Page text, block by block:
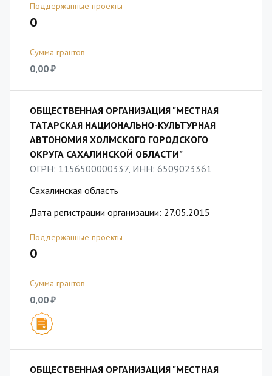
Поддержанные проекты
0
Сумма грантов
0,00 ₽
ОБЩЕСТВЕННАЯ ОРГАНИЗАЦИЯ "МЕСТНАЯ
ТАТАРСКАЯ НАЦИОНАЛЬНО-КУЛЬТУРНАЯ
АВТОНОМИЯ ХОЛМСКОГО ГОРОДСКОГО
ОКРУГА САХАЛИНСКОЙ ОБЛАСТИ"
ОГРН: 1156500000337, ИНН: 6509023361
Сахалинская область
Дата регистрации организации: 27.05.2015
Поддержанные проекты
0
Сумма грантов
0,00 ₽
ОБЩЕСТВЕННАЯ ОРГАНИЗАЦИЯ "МЕСТНАЯ